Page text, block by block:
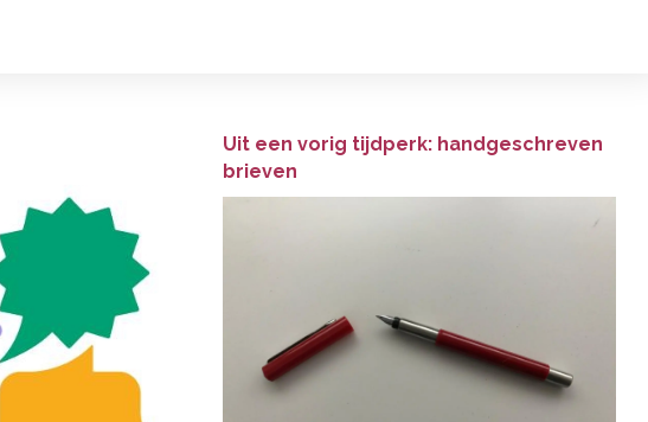
Uit een vorig tijdperk: handgeschreven
brieven